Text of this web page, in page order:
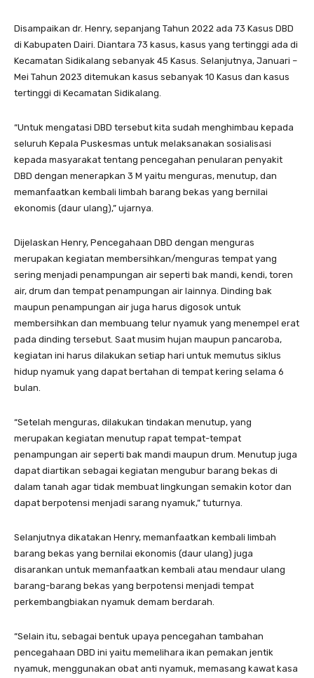
Disampaikan dr. Henry, sepanjang Tahun 2022 ada 73 Kasus DBD
di Kabupaten Dairi. Diantara 73 kasus, kasus yang tertinggi ada di
Kecamatan Sidikalang sebanyak 45 Kasus. Selanjutnya, Januari –
Mei Tahun 2023 ditemukan kasus sebanyak 10 Kasus dan kasus
tertinggi di Kecamatan Sidikalang.
“Untuk mengatasi DBD tersebut kita sudah menghimbau kepada
seluruh Kepala Puskesmas untuk melaksanakan sosialisasi
kepada masyarakat tentang pencegahan penularan penyakit
DBD dengan menerapkan 3 M yaitu menguras, menutup, dan
memanfaatkan kembali limbah barang bekas yang bernilai
ekonomis (daur ulang),” ujarnya.
Dijelaskan Henry, Pencegahaan DBD dengan menguras
merupakan kegiatan membersihkan/menguras tempat yang
sering menjadi penampungan air seperti bak mandi, kendi, toren
air, drum dan tempat penampungan air lainnya. Dinding bak
maupun penampungan air juga harus digosok untuk
membersihkan dan membuang telur nyamuk yang menempel erat
pada dinding tersebut. Saat musim hujan maupun pancaroba,
kegiatan ini harus dilakukan setiap hari untuk memutus siklus
hidup nyamuk yang dapat bertahan di tempat kering selama 6
bulan.
“Setelah menguras, dilakukan tindakan menutup, yang
merupakan kegiatan menutup rapat tempat-tempat
penampungan air seperti bak mandi maupun drum. Menutup juga
dapat diartikan sebagai kegiatan mengubur barang bekas di
dalam tanah agar tidak membuat lingkungan semakin kotor dan
dapat berpotensi menjadi sarang nyamuk,” tuturnya.
Selanjutnya dikatakan Henry, memanfaatkan kembali limbah
barang bekas yang bernilai ekonomis (daur ulang) juga
disarankan untuk memanfaatkan kembali atau mendaur ulang
barang-barang bekas yang berpotensi menjadi tempat
perkembangbiakan nyamuk demam berdarah.
“Selain itu, sebagai bentuk upaya pencegahan tambahan
pencegahaan DBD ini yaitu memelihara ikan pemakan jentik
nyamuk, menggunakan obat anti nyamuk, memasang kawat kasa